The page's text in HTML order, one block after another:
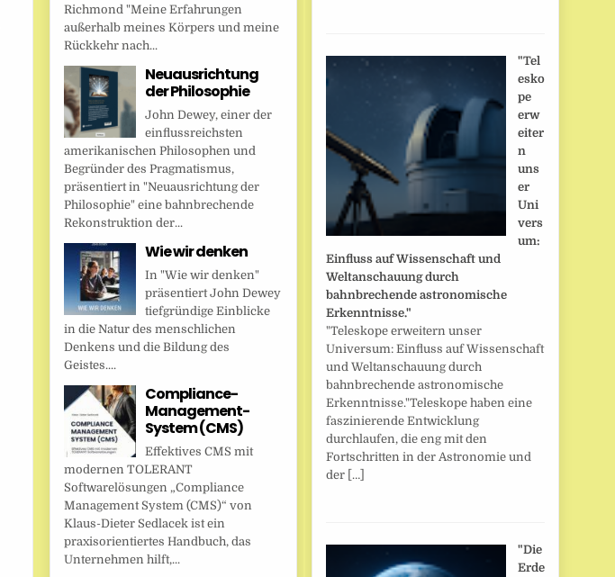
Richmond "Meine Erfahrungen
außerhalb meines Körpers und meine
Rückkehr nach...
Neuausrichtung
der Philosophie
John Dewey, einer der
einflussreichsten
amerikanischen Philosophen und
Begründer des Pragmatismus,
präsentiert in "Neuausrichtung der
Philosophie" eine bahnbrechende
Rekonstruktion der...
Wie wir denken
In "Wie wir denken"
präsentiert John Dewey
tiefgründige Einblicke
in die Natur des menschlichen
Denkens und die Bildung des
Geistes....
Compliance-
Management-
System (CMS)
Effektives CMS mit
modernen TOLERANT
Softwarelösungen „Compliance
Management System (CMS)“ von
Klaus-Dieter Sedlacek ist ein
praxisorientiertes Handbuch, das
Unternehmen hilft,...
"Tel
esko
pe
erw
eiter
n
uns
er
Uni
vers
um:
Einfluss auf Wissenschaft und
Weltanschauung durch
bahnbrechende astronomische
Erkenntnisse."
"Teleskope erweitern unser
Universum: Einfluss auf Wissenschaft
und Weltanschauung durch
bahnbrechende astronomische
Erkenntnisse."Teleskope haben eine
faszinierende Entwicklung
durchlaufen, die eng mit den
Fortschritten in der Astronomie und
der […]
"Die
Erde